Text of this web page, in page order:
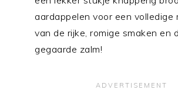
aardappelen voor een volledige
van de rijke, romige smaken en
gegaarde zalm!